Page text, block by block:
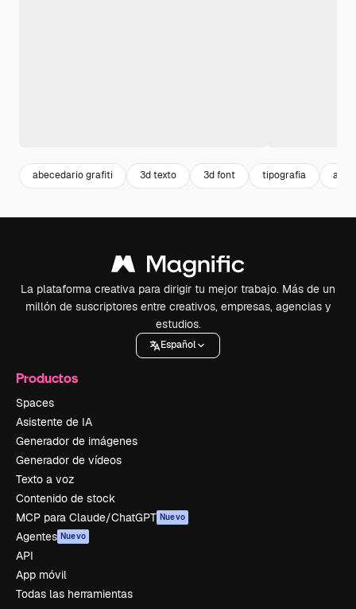
abecedario grafiti 3d texto 3d font tipografia
La plataforma creativa para dirigir tu mejor trabajo. Más de un
millón de suscriptores entre creativos, empresas, agencias y
estudios.
Español
Productos
Spaces
Asistente de IA
Generador de imágenes
Generador de vídeos
Texto a voz
Contenido de stock
MCP para Claude/ChatGPT Nuevo
Agentes Nuevo
API
App móvil
Todas las herramientas